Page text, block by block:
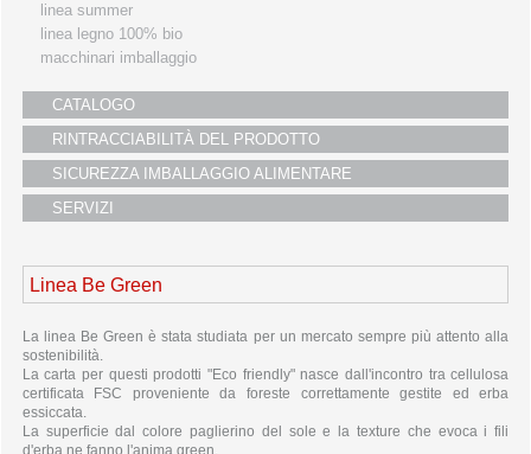
linea summer
linea legno 100% bio
macchinari imballaggio
CATALOGO
RINTRACCIABILITÀ DEL PRODOTTO
SICUREZZA IMBALLAGGIO ALIMENTARE
SERVIZI
Linea Be Green
La linea Be Green è stata studiata per un mercato sempre più attento alla
sostenibilità.
La carta per questi prodotti "Eco friendly" nasce dall'incontro tra cellulosa
certificata FSC proveniente da foreste correttamente gestite ed erba
essiccata.
La superficie dal colore paglierino del sole e la texture che evoca i fili
d'erba ne fanno l'anima green.